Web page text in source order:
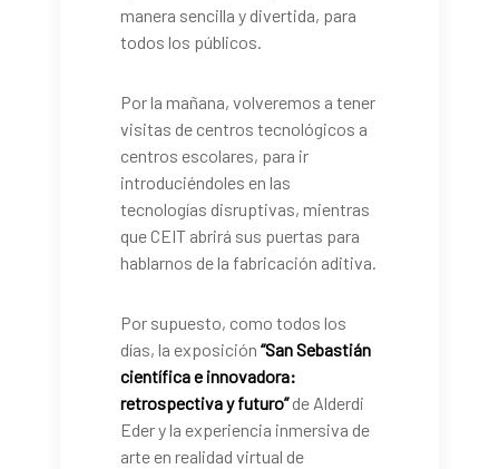
manera sencilla y divertida, para
todos los públicos.
Por la mañana, volveremos a tener
visitas de centros tecnológicos a
centros escolares, para ir
introduciéndoles en las
tecnologías disruptivas, mientras
que CEIT abrirá sus puertas para
hablarnos de la fabricación aditiva.
Por supuesto, como todos los
días, la exposición “San Sebastián
científica e innovadora:
retrospectiva y futuro”de Alderdi
Eder y la experiencia inmersiva de
arte en realidad virtual de